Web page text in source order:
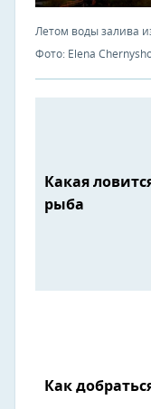
Летом воды залива
Фото: Elena
Какая
рыба
Как